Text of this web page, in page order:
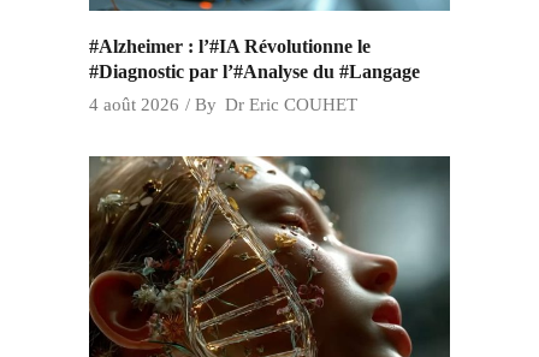
#Alzheimer : l’#IA Révolutionne le
#Diagnostic par l’#Analyse du #Langage
4 août 2026 By Dr Eric COUHET